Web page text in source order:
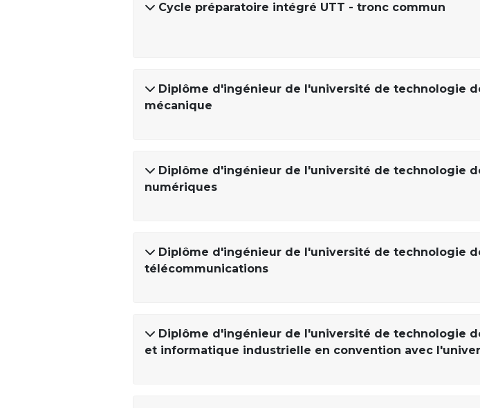
Cycle préparatoire intégré UTT - tronc commun
Diplôme d'ingénieur de l'université de technologie
mécanique
Diplôme d'ingénieur de l'université de technologie
numériques
Diplôme d'ingénieur de l'université de technologie
télécommunications
Diplôme d'ingénieur de l'université de technologie
et informatique industrielle en convention avec